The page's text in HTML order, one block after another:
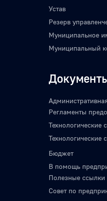
Устав
Резерв
Муниципальное
Муниципальный
Регламенты
Технологические
Технологические
Бюджет
В помощь
Полезные ссылки
Совет по